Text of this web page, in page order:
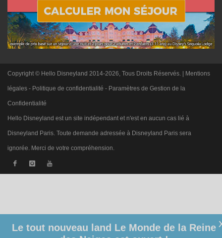
Copyright © Hello Disneyland 2014-2026, Tous Droits Réservés. | Mentions
légales - Politique de confidentialité - Paramètres de Gestion de la
Confidentialité
Hello Disneyland est un site indépendant et n'est en aucun cas lié à
Disneyland Paris. Toute demande adressée à Disneyland Paris sera
ignorée. Merci de votre compréhension.
Le tout nouveau land Le Monde de la Reine